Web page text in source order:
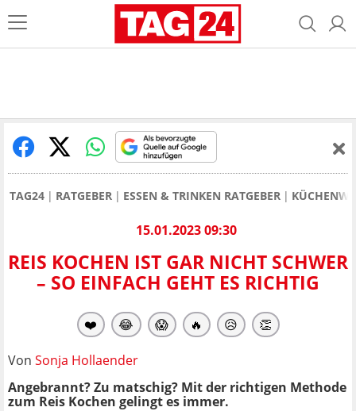
TAG24 RATGEBER ESSEN & TRINKEN RATGEBER
15.01.2023 09:30
REIS KOCHEN IST GAR NICHT SCHWER
– SO EINFACH GEHT ES RICHTIG
❤️ 😂 😱 🔥 😥 👏
Von Sonja Hollaender
Angebrannt? Zu matschig? Mit der richtigen Methode
zum Reis Kochen gelingt es immer.